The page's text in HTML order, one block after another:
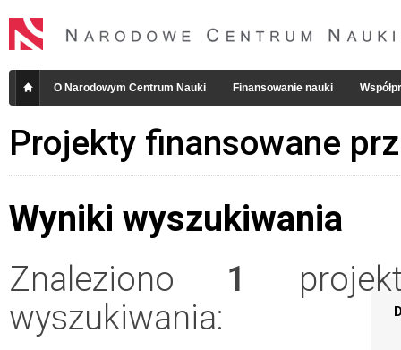
O Narodowym Centrum Nauki Finansowanie nauki
Projekty finansowane
Wyniki wyszukiwania
Znaleziono 1
wyszukiwania: